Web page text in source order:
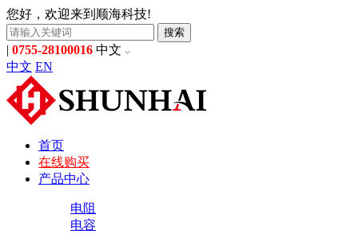
您好，欢迎来到顺海科技!
搜索
| 0755-28100016 中文
中文 EN
首页
在线购买
产品中心
电阻
电容